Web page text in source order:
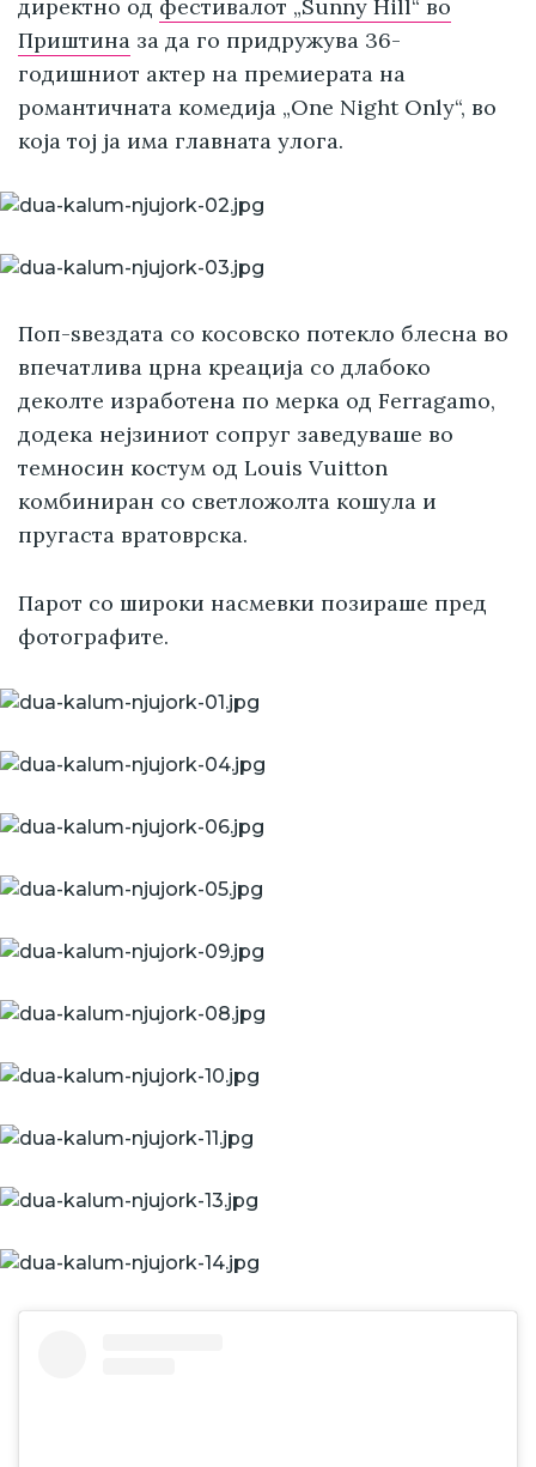
директно од фестивалот „Sunny Hill“ во
Приштина за да го придружува 36-
годишниот актер на премиерата на
романтичната комедија „One Night Only“, во
која тој ја има главната улога.
Поп-ѕвездата со косовско потекло блесна во
впечатлива црна креација со длабоко
деколте изработена по мерка од Ferragamo,
додека нејзиниот сопруг заведуваше во
темносин костум од Louis Vuitton
комбиниран со светложолта кошула и
пругаста вратоврска.
Парот со широки насмевки позираше пред
фотографите.